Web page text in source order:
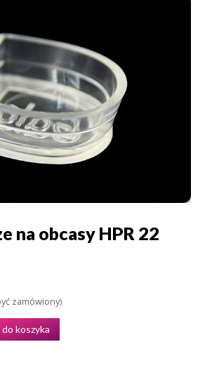
na obcasy HPR 22
zamówiony)
koszyka